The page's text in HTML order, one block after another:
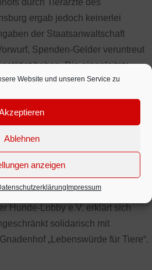
Website und unseren Service zu
Ablehnen
anzeigen
Impressum
durch Tierärzte des
ergab jedoch keinerlei
der Staatsanwaltschaft
Spenden-Gelder veruntreut
haben. Die eingeleitete
Öffentlichkeit viel Aufsehen und
um sich auszumalen, dass
Ausfall von Spenden sehr
einzigartigen Tierschutz-Projektes
Kreis PRO Gnadenhof
unter www.pro-gnadenhof-
Kampagne gegen die vorbildliche
Hunde-Lobby e.V. erklärt sich
solidarisch mit
„Lebenswürde für Tiere“.